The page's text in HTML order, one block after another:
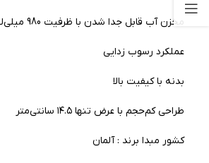
مخزن آب قابل جدا شدن با ظرفیت 980 میلی‌لیتر
عملکرد رسوب زدایی
بدنه با کیفیت بالا
طراحی کم‌حجم با عرض تنها ۱۴.۵ سانتی‌متر
کشور مبدا برند : آلمان